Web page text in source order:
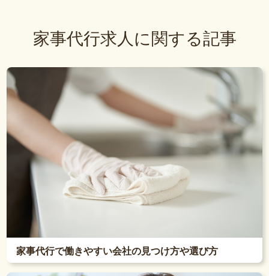
家事代行求人に関する記事
家事代行で働きやすい会社の見つけ方や選び方